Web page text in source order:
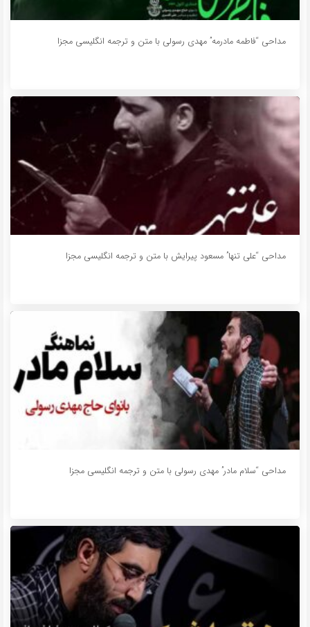
مداحی “فاطمه مادرمه” مهدی رسولی با متن و ترجمه انگلیسی مجزا
مداحی “علی تنها” مسعود پیرایش با متن و ترجمه انگلیسی مجزا
مداحی “سلام مادر” مهدی رسولی با متن و ترجمه انگلیسی مجزا